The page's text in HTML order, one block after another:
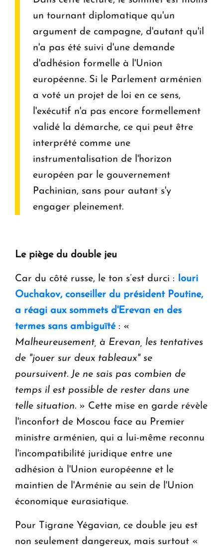
un tournant diplomatique qu'un
argument de campagne, d'autant qu'il
n'a pas été suivi d'une demande
d'adhésion formelle à l'Union
européenne. Si le Parlement arménien
a voté un projet de loi en ce sens,
l'exécutif n'a pas encore formellement
validé la démarche, ce qui peut être
interprété comme une
instrumentalisation de l'horizon
européen par le gouvernement
Pachinian, sans pour autant s'y
engager pleinement.
Le piège du double jeu
Car du côté russe, le ton s’est durci : Iouri
Ouchakov, conseiller du président Poutine,
a réagi aux sommets d'Erevan en des
termes sans ambiguïté : «
Malheureusement, à Erevan, les tentatives
de "jouer sur deux tableaux" se
poursuivent. Je ne sais pas combien de
temps il est possible de rester dans une
telle situation. » Cette mise en garde révèle
l'inconfort de Moscou face au Premier
ministre arménien, qui a lui-même reconnu
l'incompatibilité juridique entre une
adhésion à l'Union européenne et le
maintien de l'Arménie au sein de l'Union
économique eurasiatique.
Pour Tigrane Yégavian, ce double jeu est
non seulement dangereux, mais surtout «